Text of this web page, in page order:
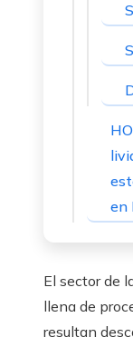
en
El sector de
llena de
resultan